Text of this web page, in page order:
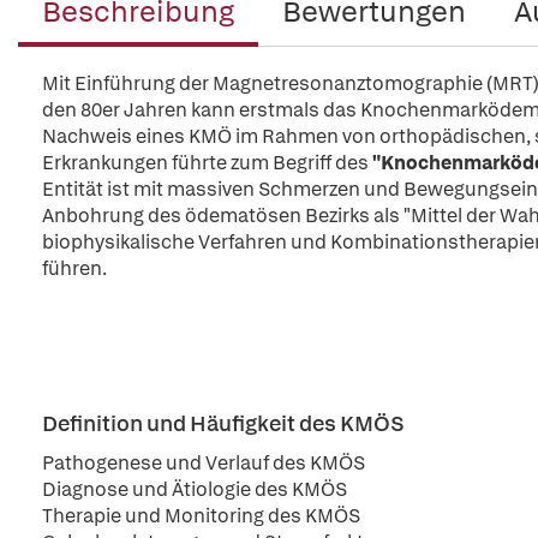
Beschreibung Bewertungen
Mit Einführung der Magnetresonanztomographie
den 80er Jahren kann erstmals das
Nachweis eines KMÖ im Rahmen von
Erkrankungen führte zum Begriff des
Entität ist mit massiven Schmerzen und
Anbohrung des ödematösen Bezirks als "Mittel der
biophysikalische Verfahren und
führen.
Definition und Häufigkeit des KMÖS
Pathogenese und Verlauf des KMÖS
Diagnose und Ätiologie des KMÖS
Therapie und Monitoring des KMÖS